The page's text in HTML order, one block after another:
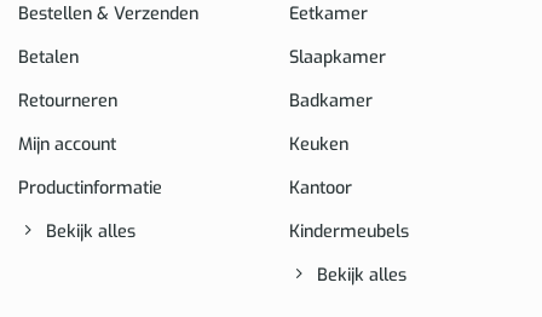
Bestellen & Verzenden
Betalen
Retourneren
Mijn account
Productinformatie
Bekijk alles
Eetkamer
Slaapkamer
Badkamer
Keuken
Kantoor
Kindermeubels
Bekijk alles